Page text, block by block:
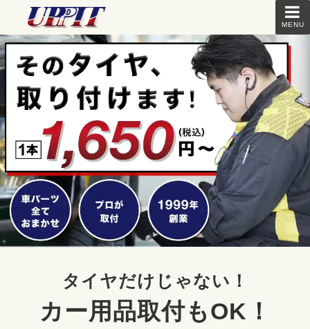
MENU
タイヤだけじゃない！
カー用品取付もOK！